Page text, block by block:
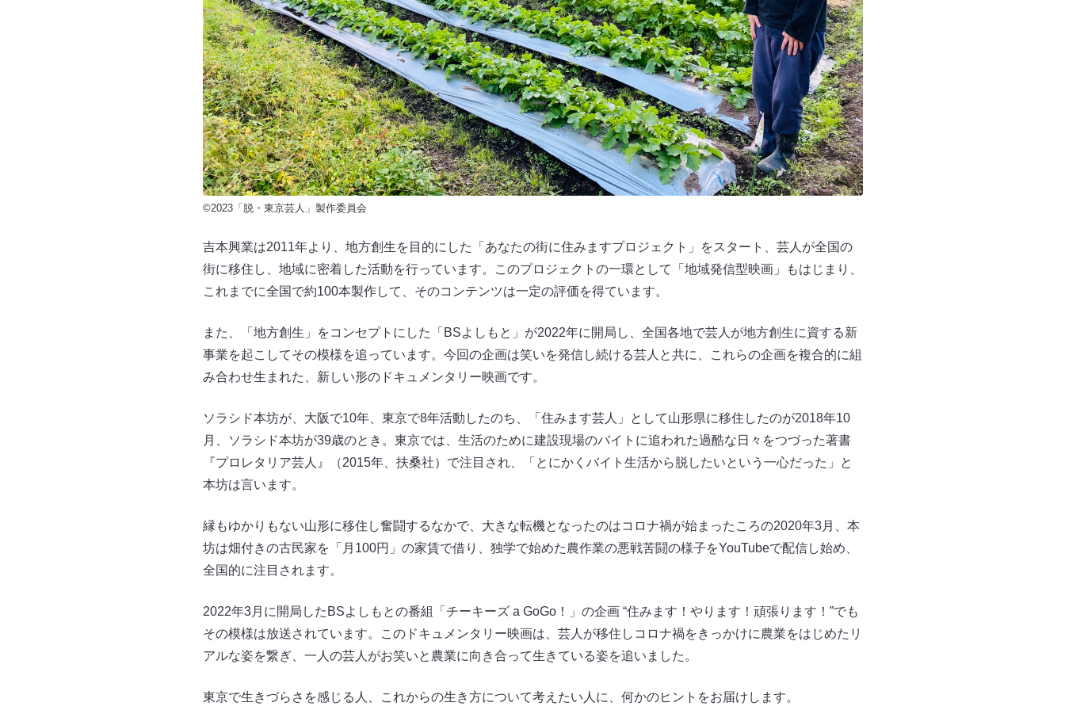
©2023「脱・東京芸人」製作委員会
吉本興業は2011年より、地方創生を目的にした「あなたの街に住みますプロジェクト」をスタート、芸人が全国の
街に移住し、地域に密着した活動を行っています。このプロジェクトの一環として「地域発信型映画」もはじまり、
これまでに全国で約100本製作して、そのコンテンツは一定の評価を得ています。
また、「地方創生」をコンセプトにした「BSよしもと」が2022年に開局し、全国各地で芸人が地方創生に資する新
事業を起こしてその模様を追っています。今回の企画は笑いを発信し続ける芸人と共に、これらの企画を複合的に組
み合わせ生まれた、新しい形のドキュメンタリー映画です。
ソラシド本坊が、大阪で10年、東京で8年活動したのち、「住みます芸人」として山形県に移住したのが2018年10
月、ソラシド本坊が39歳のとき。東京では、生活のために建設現場のバイトに追われた過酷な日々をつづった著書
『プロレタリア芸人』（2015年、扶桑社）で注目され、「とにかくバイト生活から脱したいという一心だった」と
本坊は言います。
縁もゆかりもない山形に移住し奮闘するなかで、大きな転機となったのはコロナ禍が始まったころの2020年3月、本
坊は畑付きの古民家を「月100円」の家賃で借り、独学で始めた農作業の悪戦苦闘の様子をYouTubeで配信し始め、
全国的に注目されます。
2022年3月に開局したBSよしもとの番組「チーキーズ a GoGo！」の企画 “住みます！やります！頑張ります！”でも
その模様は放送されています。このドキュメンタリー映画は、芸人が移住しコロナ禍をきっかけに農業をはじめたリ
アルな姿を繋ぎ、一人の芸人がお笑いと農業に向き合って生きている姿を追いました。
東京で生きづらさを感じる人、これからの生き方について考えたい人に、何かのヒントをお届けします。